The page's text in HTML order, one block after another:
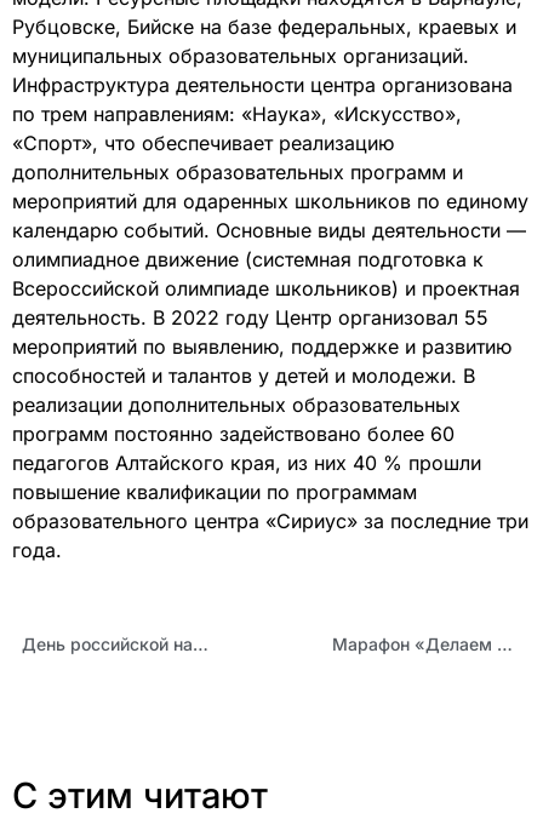
Рубцовске, Бийске на базе федеральных, краевых и
муниципальных образовательных организаций.
Инфраструктура деятельности центра организована
по трем направлениям: «Наука», «Искусство»,
«Спорт», что обеспечивает реализацию
дополнительных образовательных программ и
мероприятий для одаренных школьников по единому
календарю событий. Основные виды деятельности —
олимпиадное движение (системная подготовка к
Всероссийской олимпиаде школьников) и проектная
деятельность. В 2022 году Центр организовал 55
мероприятий по выявлению, поддержке и развитию
способностей и талантов у детей и молодежи. В
реализации дополнительных образовательных
программ постоянно задействовано более 60
педагогов Алтайского края, из них 40 % прошли
повышение квалификации по программам
образовательного центра «Сириус» за последние три
года.
День российской науки в Детском технопарке Алтайского края «Кванториум.22» Марафон «Делаем науку популярной» состоялся в ДНК
С этим читают